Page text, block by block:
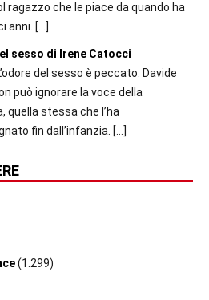
ragazzo che le piace da quando ha
anni. […]
sesso di Irene Catocci
del sesso è peccato. Davide
può ignorare la voce della
quella stessa che l’ha
fin dall’infanzia. […]
(1.299)